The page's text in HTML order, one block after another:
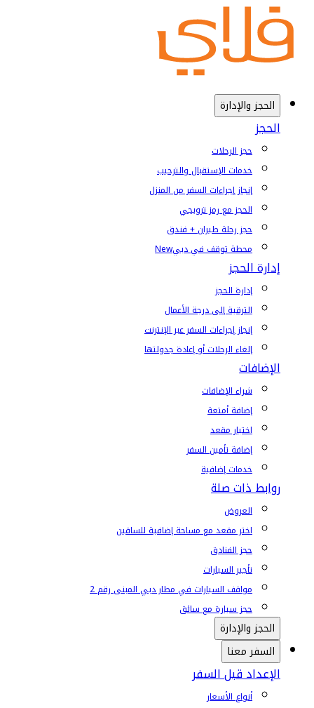
الحجز والإدارة
الحجز
حجز الرحلات
خدمات الإستقبال والترحيب
إنجاز إجراءات السفر من المنزل
الحجز مع رمز ترويجي
حجز رحلة طيران + فندق
محطة توقف في دبيNew
إدارة الحجز
إدارة الحجز
الترقية إلى درجة الأعمال
إنجاز إجراءات السفر عبر الإنترنت
إلغاء الرحلات أو إعادة جدولتها
الإضافات
شراء الإضافات
إضافة أمتعة
اختيار مقعد
إضافة تأمين السفر
خدمات إضافية
روابط ذات صلة
العروض
اختر مقعد مع مساحة إضافية للساقين
حجز الفنادق
تأجير السيارات
مواقف السيارات في مطار دبي المبنى رقم 2
حجز سيارة مع سائق
الحجز والإدارة
السفر معنا
الإعداد قبل السفر
أنواع الأسعار